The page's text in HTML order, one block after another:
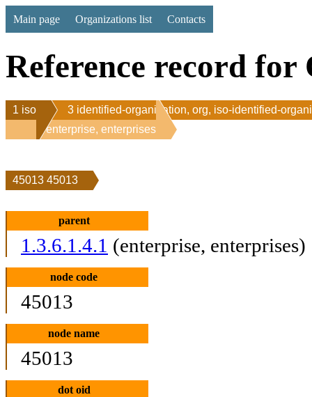
Main page Organizations list Contacts
Reference record for
1 iso
3 identified-organization, org, iso-identified-
1 enterprise, enterprises
45013 45013
parent
1.3.6.1.4.1 (enterprise, enterprises)
node code
45013
node name
45013
dot oid